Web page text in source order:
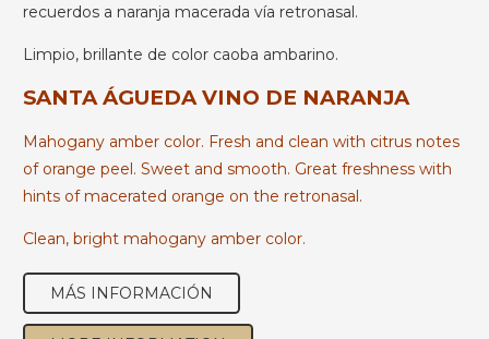
recuerdos a naranja macerada vía retronasal.
Limpio, brillante de color caoba ambarino.
SANTA ÁGUEDA VINO DE NARANJA
Mahogany amber color. Fresh and clean with citrus notes
of orange peel. Sweet and smooth. Great freshness with
hints of macerated orange on the retronasal.
Clean, bright mahogany amber color.
MÁS INFORMACIÓN